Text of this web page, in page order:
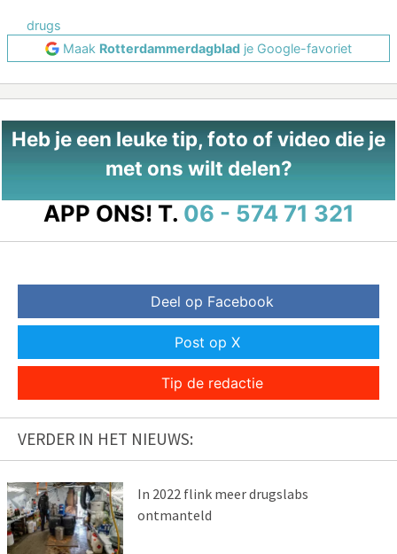
drugs
Maak Rotterdammerdagblad je Google-favoriet
Heb je een leuke tip, foto of video die je
met ons wilt delen?
APP ONS! T. 06 - 574 71 321
Deel op Facebook
Post op X
Tip de redactie
VERDER IN HET NIEUWS:
In 2022 flink meer drugslabs
ontmanteld